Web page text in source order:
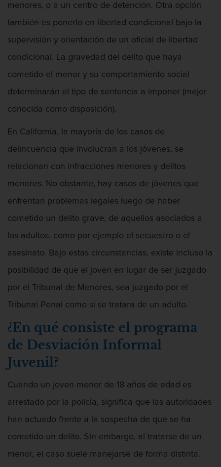
Invasión de Propiedad Ajena
Vandalismo
Armas Prohibidas en California
Aumento de Sentencia por Armas de
Descarga Negligente de un Arma de
Fuego
Portar un Arma de Fuego Oculta
Delitos de Conducción
Chocar y huir
Conducir con una licencia suspendida
Evadir a un oficial de policía
Homicidio vehicular
Robo de auto
Delitos de Cuello Blanco
Apropiación Indebida De Fondos
Públicos
Falsificación
menores, o a un centro de detención. Otra opción
también es ponerlo en libertad condicional bajo la
supervisión y orientación de un oficial de libertad
condicional. La gravedad del delito que haya
cometido el menor y su comportamiento social
determinarán el tipo de sentencia a imponer (mejor
conocida como disposición).
En California, la mayoría de los casos de
delincuencia que involucran a los jóvenes, se
relacionan con infracciones menores y delitos
menores. No obstante, hay casos de jóvenes que
enfrentan problemas legales luego de haber
cometido un delito grave, de aquellos asociados a
los adultos, como por ejemplo el secuestro o el
asesinato. Bajo estas circunstancias, existe incluso la
posibilidad de que el joven en lugar de ser juzgado
por el Tribunal de Menores, sea juzgado por el
Tribunal Penal como si se tratara de un adulto.
¿En qué consiste el programa
de Desviación Informal
Juvenil?
Cuando un joven menor de 18 años de edad es
arrestado por la policía, significa que las autoridades
han actuado frente a la sospecha de que se ha
cometido un delito. Sin embargo, al tratarse de un
menor, el caso suele manejarse de forma distinta.